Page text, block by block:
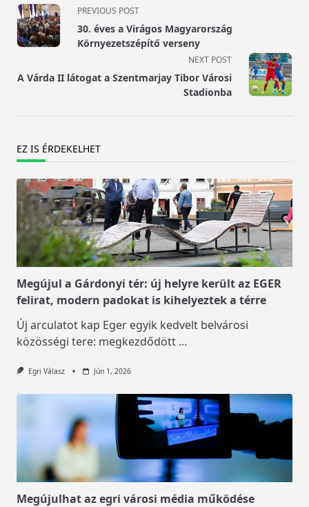
<span
class="nav-
subtitle
reader-
PREVIOUS POST
30. éves a Virágos Magyarország
Környezetszépítő verseny
NEXT POST
A Várda II látogat a Szentmarjay Tibor Városi
Stadionba
EZ IS ÉRDEKELHET
Megújul a Gárdonyi tér: új helyre került az EGER
felirat, modern padokat is kihelyeztek a térre
Új arculatot kap Eger egyik kedvelt belvárosi
közösségi tere: megkezdődött ...
Egri Válasz Jún 1, 2026
Megújulhat az egri városi média működése